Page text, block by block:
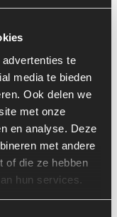
te
media te bieden
Ook delen we
met onze
en analyse. Deze
met andere
of die ze hebben
hun services.